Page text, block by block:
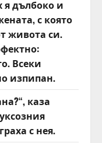
я дълбоко и
с която
живота си.
Всеки
изпипан.
каза
с нея.